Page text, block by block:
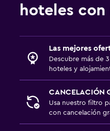
hoteles
Las mejores
Descubre más de
hoteles y
CANCELACIÓN
Usa nuestro filtro
con cancelación